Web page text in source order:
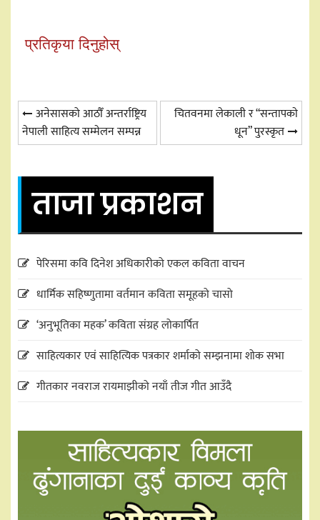
प्रतिकृया दिनुहोस्
Post
navigation
अनेसासको आठौँ अन्तर्राष्ट्रिय
नेपाली साहित्य सम्मेलन सम्पन्न
चितवनमा लेकाली र “सन्तापकाे
धून” पुरस्कृत
ताजा प्रकाशन
पेरिसमा कवि दिनेश अधिकारीको एकल कविता वाचन
धार्मिक सहिष्णुतामा वर्तमान कविता समूहको चासो
‘अनुभूतिका महक’ कविता संग्रह लोकार्पित
साहित्यकार एवं साहित्यिक पत्रकार शर्माको सम्झनामा शोक सभा
गीतकार नवराज रायमाझीको नयाँ तीज गीत आउँदै